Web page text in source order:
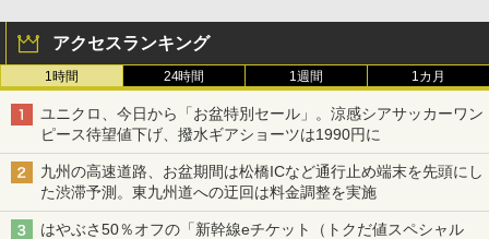
アクセスランキング
1時間 24時間 1週間 1カ月
ユニクロ、今日から「お盆特別セール」。涼感シアサッカーワン
ピース待望値下げ、撥水ギアショーツは1990円に
九州の高速道路、お盆期間は松橋ICなど通行止め端末を先頭にし
た渋滞予測。東九州道への迂回は料金調整を実施
はやぶさ50％オフの「新幹線eチケット（トクだ値スペシャル